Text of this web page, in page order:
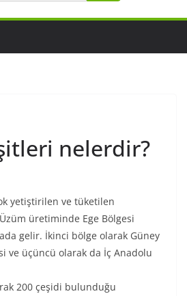
nelerdir?
yetiştirilen ve tüketilen
üretiminde Ege Bölgesi
gelir. İkinci bölge olarak Güney
ve üçüncü olarak da İç Anadolu
200 çeşidi bulunduğu